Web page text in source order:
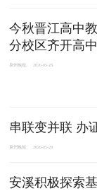
今秋晋江高中
分校区齐开高
泉州晚报 2026-05-28
串联变并联 办
泉州晚报 2026-05-28
安溪积极探索